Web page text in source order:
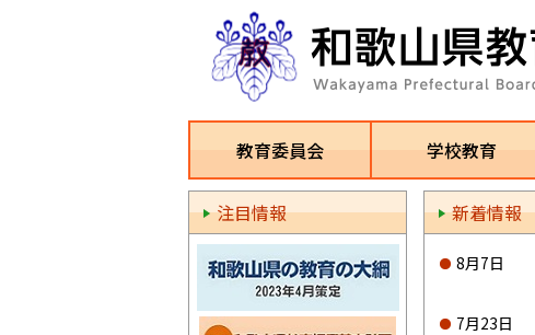
教育委員会 学校教育
新着情報
8月7日
7月23日
注目情報